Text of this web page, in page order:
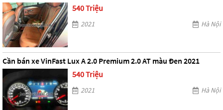
540 Triệu
2021 Hà Nội
Cần bán xe VinFast Lux A 2.0 Premium 2.0 AT màu Đen 2021
540 Triệu
2021 Hà Nội